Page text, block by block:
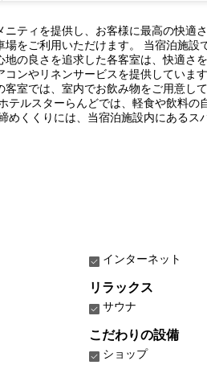
キャンセルポリシー
ティを提供し、お客様に最高の快適
をご利用いただけます。 当宿泊施
の良さを追求した各客室は、快適
ンやリネンサービスを提供してい
室では、室内でお飲み物をご用意
テルスターらんどでは、軽食や飲料
くくりには、当宿泊施設内にあるス
インターネット
リラックス
サウナ
こだわりの設備
ショップ